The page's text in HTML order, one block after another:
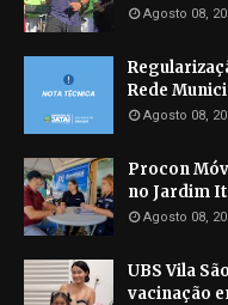
Agosto 08,
Rede
Agosto 08,
Procon
no Jardim
Agosto 08,
UBS Vila
vacinação